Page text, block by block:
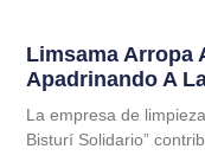
Limsama Arropa
Apadrinando A
La empresa de
Bisturí Solidario”